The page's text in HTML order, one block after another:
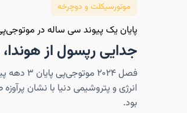
موتورسیکلت و دوچرخه
پایان یک پیوند سی ساله در
جدایی رپسول از
فصل ۲۰۲۴
انرژی و پتروشیمی دنیا با نشان
بود.